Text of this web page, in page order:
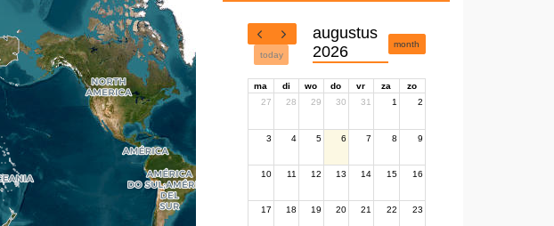
today
augustus
2026
month
ma di wo do vr za
zo
27
28 29 30 31 1 2
3 4 5 6 7 8 9
10 11 12 13 14 15 16
17 18 19 20 21 22 23